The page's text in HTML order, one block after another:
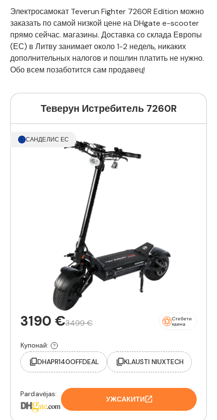
Электросамокат Teverun Fighter 7260R Edition можно
заказать по самой низкой цене на DHgate e-scooter
прямо сейчас. магазины. Доставка со склада Европы
(ЕС) в Литву занимает около 1-2 недель, никаких
дополнительных налогов и пошлин платить не нужно.
Обо всем позаботится сам продавец!
Теверун Истребитель 7260R
САНДЕЛИС ЕС
3190 €3499 €
Стебети
каина
Купонай:
DHAPR140OFFDEAL
KLAUSTI NIUXTECH
Pardavėjas:
УЖСАКИТИ